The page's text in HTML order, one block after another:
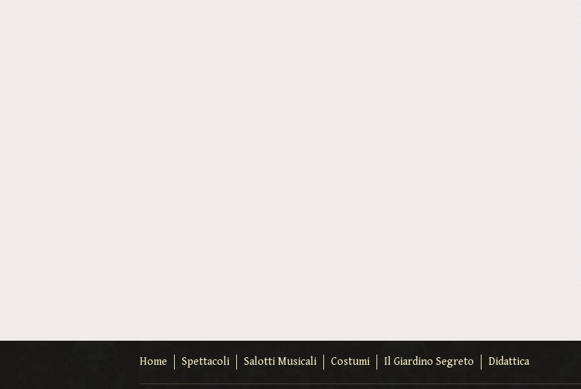
Home Spettacoli Salotti Musicali Costumi Il Giardino Segreto Didattica